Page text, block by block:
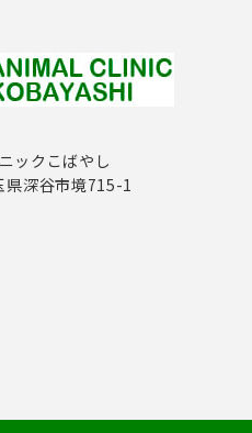
ックこばやし
深谷市境715-1